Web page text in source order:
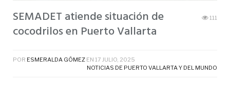
SEMADET atiende situación de
cocodrilos en Puerto Vallarta
111
POR ESMERALDA GÓMEZ EN 17 JULIO, 2025
NOTICIAS DE PUERTO VALLARTA Y DEL MUNDO